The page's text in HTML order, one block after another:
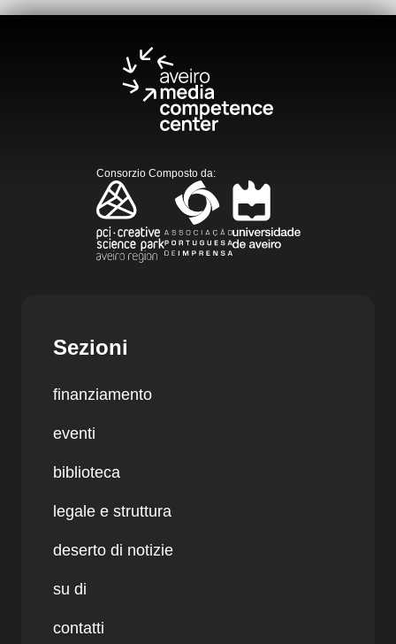
Consorzio Composto da:
Sezioni
finanziamento
eventi
biblioteca
legale e struttura
deserto di notizie
su di
contatti